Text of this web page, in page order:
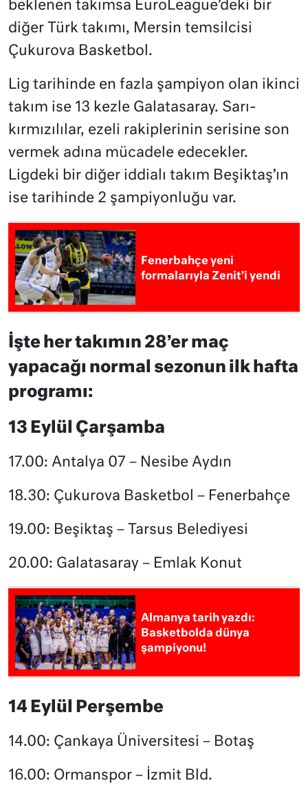
beklenen takımsa EuroLeague’deki bir
diğer Türk takımı, Mersin temsilcisi
Çukurova Basketbol.
Lig tarihinde en fazla şampiyon olan ikinci
takım ise 13 kezle Galatasaray. Sarı-
kırmızılılar, ezeli rakiplerinin serisine son
vermek adına mücadele edecekler.
Ligdeki bir diğer iddialı takım Beşiktaş’ın
ise tarihinde 2 şampiyonluğu var.
Fenerbahçe yeni
formalarıyla Zenit’i yendi
İşte her takımın 28’er maç
yapacağı normal sezonun ilk hafta
programı:
13 Eylül Çarşamba
17.00: Antalya 07 – Nesibe Aydın
18.30: Çukurova Basketbol – Fenerbahçe
19.00: Beşiktaş – Tarsus Belediyesi
20.00: Galatasaray – Emlak Konut
Almanya tarih yazdı:
Basketbolda dünya
şampiyonu!
14 Eylül Perşembe
14.00: Çankaya Üniversitesi – Botaş
16.00: Ormanspor – İzmit Bld.